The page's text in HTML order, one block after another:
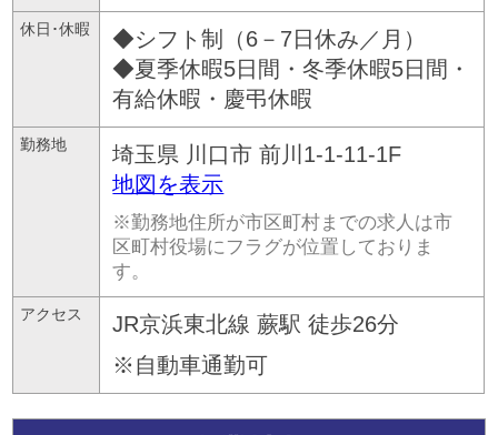
休日･休暇
◆シフト制（6－7日休み／月）
◆夏季休暇5日間・冬季休暇5日間・
有給休暇・慶弔休暇
勤務地 埼玉県 川口市 前川1-1-11-1F
地図を表示
※勤務地住所が市区町村までの求人は市
区町村役場にフラグが位置しておりま
す。
アクセス
JR京浜東北線 蕨駅 徒歩26分
※自動車通勤可